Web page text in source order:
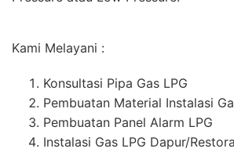
Kami Melayani :
Konsultasi Pipa Gas LPG
Pembuatan Material Instalasi
Pembuatan Panel Alarm LPG
Instalasi Gas LPG Dapur/